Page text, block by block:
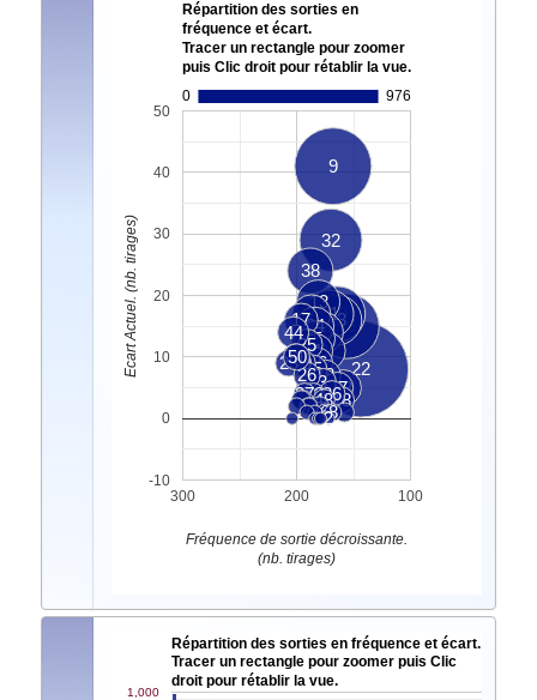
Répartition des sorties en
fréquence et écart.
Tracer un rectangle pour zoomer
puis Clic droit pour rétablir la vue.
0
976
22
9
46
32
40
43
31
38
13
39
1
7
34
5
33
4
17
16
25
28
44
47
45
3
10
18
21
23
26
36
50
12
3748
68
2
300 200 100
-10
0
10
20
30
40
50
Fréquence de sortie décroissante.
(nb. tirages)
Ecart Actuel. (nb. tirages)
Répartition des sorties en fréquence et écart.
Tracer un rectangle pour zoomer puis Clic
droit pour rétablir la vue.
1,000